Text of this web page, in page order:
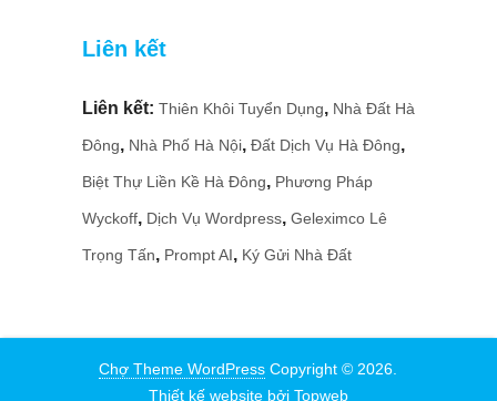
Liên kết
Liên kết: Thiên Khôi Tuyển Dụng, Nhà Đất Hà
Đông, Nhà Phố Hà Nội, Đất Dịch Vụ Hà Đông,
Biệt Thự Liền Kề Hà Đông, Phương Pháp
Wyckoff, Dịch Vụ Wordpress, Geleximco Lê
Trọng Tấn, Prompt AI, Ký Gửi Nhà Đất
Chợ Theme WordPress Copyright © 2026.
Thiết kế websitebởi Topweb